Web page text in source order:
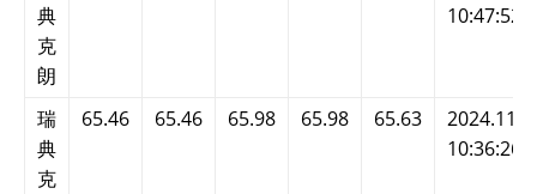
典
克
朗
10:47:52
瑞
典
克
65.46 65.46 65.98 65.98 65.63
10:36:26